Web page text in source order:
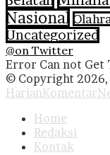
Nasional
Uncategorized
@on Twitter
Error Can not Get
© Copyright 2026,
Home
Redaksi
Kontak